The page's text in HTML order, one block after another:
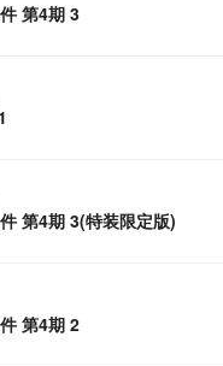
第4期 3
第4期 3(特装限定版)
第4期 2